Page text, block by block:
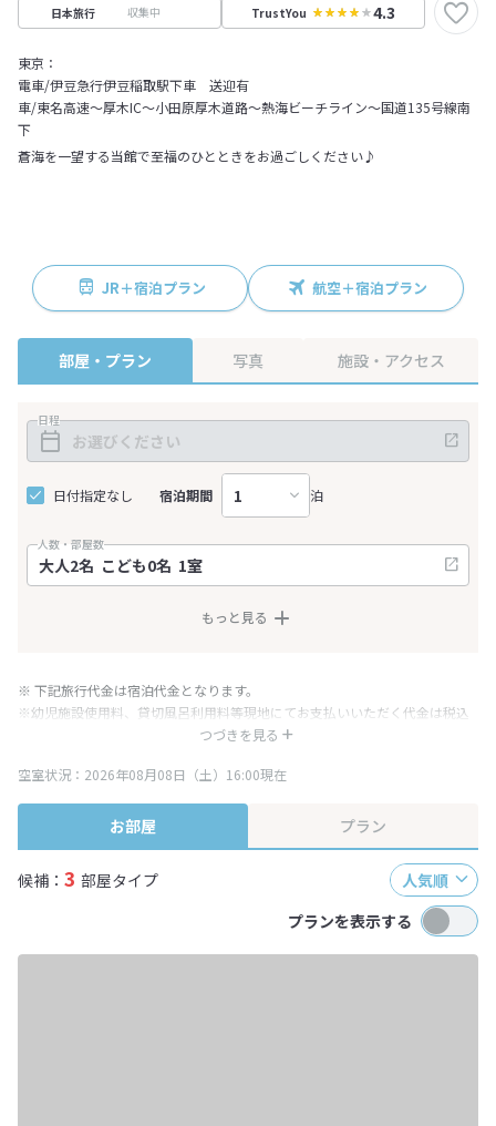
日本旅行 収集中 TrustYou 4.3
東京：
電車/伊豆急行伊豆稲取駅下車 送迎有
車/東名高速～厚木IC～小田原厚木道路～熱海ビーチライン～国道135号線南
下
蒼海を一望する当館で至福のひとときをお過ごしください♪
JR＋宿泊プラン 航空＋宿泊プラン
部屋・プラン 写真 施設・アクセス
日程
日付指定なし 宿泊期間 泊
人数・部屋数
もっと見る
つづきを見る
※ 下記旅行代金は宿泊代金となります。
※幼児施設使用料、貸切風呂利用料等現地にてお支払いいただく代金は税込
み表記となりますが、消費税増税に伴い代金が一部変更となる場合がござい
※表示されている旅行代金・プラン内容は一定時間ごとに更新されます。最
終確認画面でご確認ください。
空室状況：2026年08月08日（土）16:00現在
お部屋 プラン
候補： 3 部屋タイプ
人気順
プランを表示する